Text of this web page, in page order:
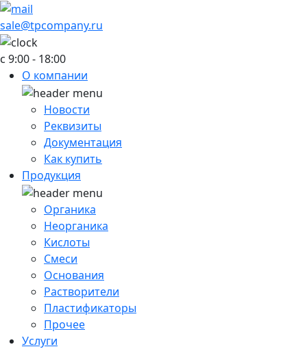
sale@tpcompany.ru
c 9:00 - 18:00
О компании
Новости
Реквизиты
Документация
Как купить
Продукция
Органика
Неорганика
Кислоты
Смеси
Основания
Растворители
Пластификаторы
Прочее
Услуги